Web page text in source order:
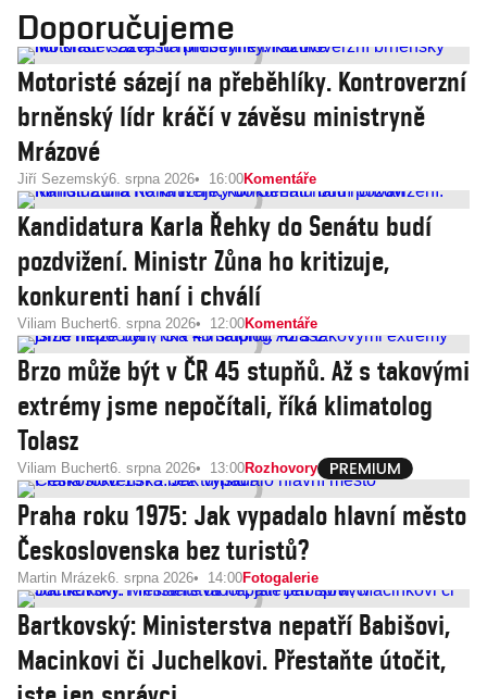
Doporučujeme
Motoristé sázejí na přeběhlíky. Kontroverzní
brněnský lídr kráčí v závěsu ministryně
Mrázové
Jiří Sezemský6. srpna 2026 16:00Komentáře
Kandidatura Karla Řehky do Senátu budí
pozdvižení. Ministr Zůna ho kritizuje,
konkurenti haní i chválí
Viliam Buchert6. srpna 2026 12:00Komentáře
Brzo může být v ČR 45 stupňů. Až s takovými
extrémy jsme nepočítali, říká klimatolog
Tolasz
Viliam Buchert6. srpna 2026 13:00Rozhovory
Praha roku 1975: Jak vypadalo hlavní město
Československa bez turistů?
Martin Mrázek6. srpna 2026 14:00Fotogalerie
Bartkovský: Ministerstva nepatří Babišovi,
Macinkovi či Juchelkovi. Přestaňte útočit,